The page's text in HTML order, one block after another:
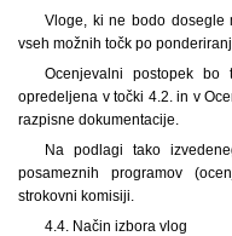
Vloge, ki ne bodo dosegle
vseh možnih točk po
Ocenjevalni postopek
opredeljena v točki 4.2. in v
razpisne dokumentacije.
Na podlagi tako
posameznih programov
strokovni komisiji.
4.4. Način izbora vlog